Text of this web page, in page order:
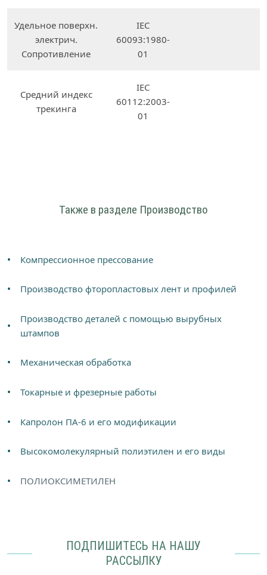
Удельное поверхн.
электрич.
Сопротивление
IEC
60093:1980-
01
Средний индекс
трекинга
IEC
60112:2003-
01
Также в разделе Производство
Компрессионное прессование
Производство фторопластовых лент и профилей
Производство деталей с помощью вырубных
штампов
Механическая обработка
Токарные и фрезерные работы
Капролон ПА-6 и его модификации
Высокомолекулярный полиэтилен и его виды
ПОЛИОКСИМЕТИЛЕН
ПОДПИШИТЕСЬ НА НАШУ
РАССЫЛКУ